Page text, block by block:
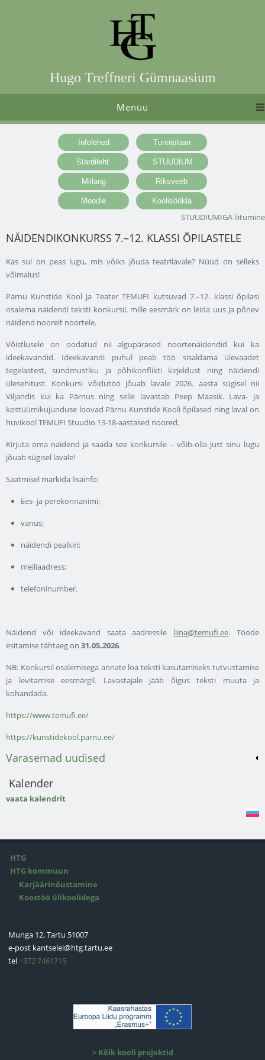
Hugo Treffneri Gümnaasium
Menüü
STUUDIUMIGA liitumine
NÄIDENDIKONKURSS 7.–12. KLASSI ÕPILASTELE
Kas sul on peas lugu, mis võiks jõuda teatrilavale? Nüüd on selleks
võimalus!
Pärnu Kunstide Kool ja Teater TEMUFI kutsuvad 7.–12. klassi õpilasi
osalema näidendi teksti konkursil, mille eesmärk on leida uus ja põnev
näidend noorelt noortele.
Võistlusele on oodatud nii algupärased noortenäidendid kui ka
ideekavandid. Ideekavandi puhul peab töö sisaldama ülevaadet
tegelastest, sündmustiku ja põhikonflikti kirjeldust ning näidendi
ülesehitust. Konkursi võidutöö jõuab lavale 2026. aasta sügisel nii
Viljandis kui ka Pärnus ning selle lavastab Peep Maasik. Lava- ja
kostüümikujunduse loovad Pärnu Kunstide Kooli õpilased ning laval on
huvikool TEMUFI Stuudio 13-18-aastased noored.
Kirjuta oma näidend ja saada see konkursile – võib-olla just sinu lugu
jõuab sügisel lavale!
Saatmisel märkida lisainfo:
Ees- ja perekonnanimi;
vanus;
näidendi pealkiri;
meiliaadress;
telefoninumber.
Näidend või ideekavand saata aadressile liina@temufi.ee. Tööde
esitamise tähtaeg on 31.05.2026.
NB: Konkursil osalemisega annate loa teksti kasutamiseks tutvustamise
ja levitamise eesmärgil. Lavastajale jääb õigus teksti muuta ja
kohandada.
https://www.temufi.ee/
https://kunstidekool.parnu.ee/
Varasemad uudised
Kalender
vaata kalendrit
HTG
HTG kommuun
Karjäärinõustamine
Koostöö ülikoolidega
Munga 12, Tartu 51007
e-post kantselei@htg.tartu.ee
tel+372 7461715
> Kõik kooli projektid